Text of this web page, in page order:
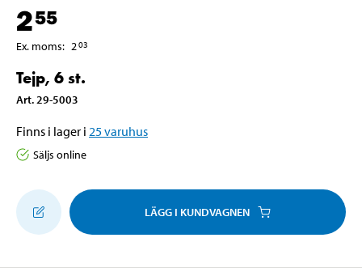
255
Ex. moms: 203
Tejp, 6 st.
Art. 29-5003
Finns i lager i 25varuhus
Säljs online
LÄGG I KUNDVAGNEN